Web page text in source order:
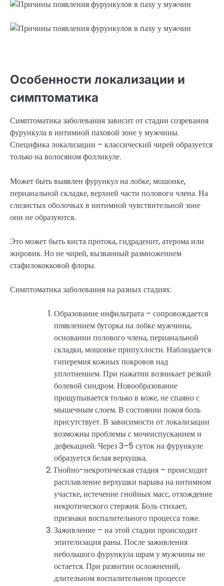
Особенности локализации и
симптоматика
Симптоматика заболевания зависит от стадии созревания
фурункула в интимной паховой зоне у мужчины.
Специфика локализации – классический чирей образуется
только на волосяном фолликуле.
Может быть выявлен фурункул на лобке, мошонке,
перианальной складке, верхней части полового члена. На
слизистых оболочках в интимной чувствительной зоне
они не образуются.
Это может быть киста протока, гидраденит, атерома или
жировик. Но не чирей, вызванный размножением
стафилококковой флоры.
Симптоматика заболевания на разных стадиях:
Образование инфильтрата – сопровождается
появлением бугорка на лобке мужчины,
основании полового члена, перианальной
складки, мошонке припухлости. Наблюдается
гиперемия кожных покровов над
уплотнением. При нажатии возникает резкий
болевой синдром. Новообразование
прощупывается только в коже, не спаяно с
мышечным слоем. В состоянии покоя боль
присутствует. В зависимости от локализации
возможны проблемы с мочеиспусканием и
дефекацией. Через 3–5 суток на фурункуле
образуется белая верхушка.
Гнойно-некротическая стадия – происходит
расплавление верхушки нарыва на интимном
участке, истечение гнойных масс, отхождение
некротического стержня. Боль стихает,
признаки воспалительного процесса тоже.
Заживление – на этой стадии происходит
эпителизация раны. После заживления
небольшого фурункула шрам у мужчины не
остается. При развитии осложнений,
длительном воспалительном процессе